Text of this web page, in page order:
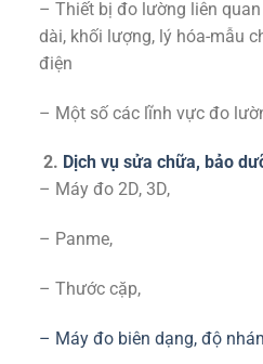
– Thiết bị đo lường liên
dài, khối lượng, lý hóa-mẫu
điện
– Một số các lĩnh vực đo
2. Dịch vụ sửa chữa, bảo
– Máy đo 2D, 3D,
– Panme,
– Thước cặp,
– Máy đo biên dạng, độ